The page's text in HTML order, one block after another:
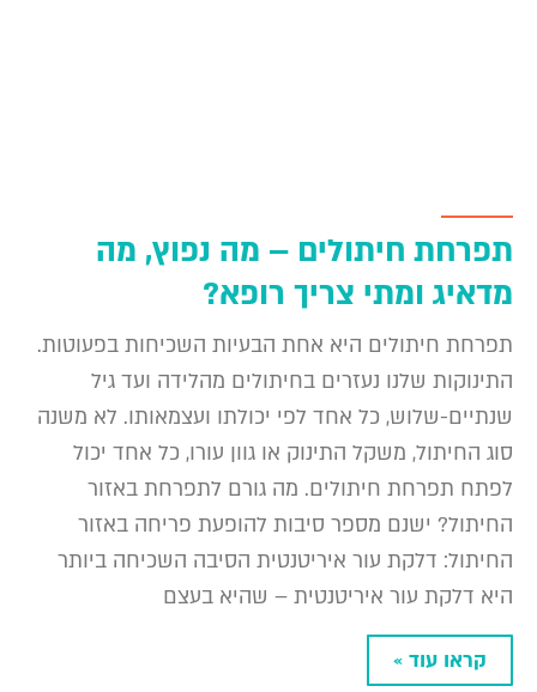
תפרחת חיתולים – מה נפוץ, מה
מדאיג ומתי צריך רופא?
תפרחת חיתולים היא אחת הבעיות השכיחות בפעוטות.
התינוקות שלנו נעזרים בחיתולים מהלידה ועד גיל
שנתיים-שלוש, כל אחד לפי יכולתו ועצמאותו. לא משנה
סוג החיתול, משקל התינוק או גוון עורו, כל אחד יכול
לפתח תפרחת חיתולים. מה גורם לתפרחת באזור
החיתול? ישנם מספר סיבות להופעת פריחה באזור
החיתול: דלקת עור איריטנטית הסיבה השכיחה ביותר
היא דלקת עור איריטנטית – שהיא בעצם
קראו עוד »